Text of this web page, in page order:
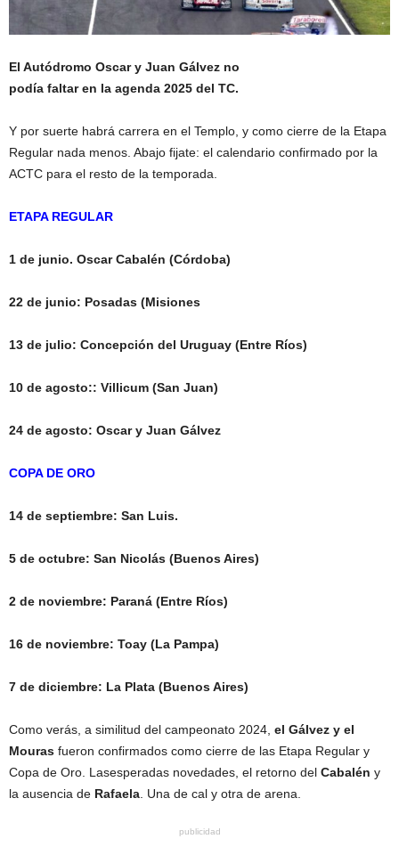
El Autódromo Oscar y Juan Gálvez no
podía faltar en la agenda 2025 del TC.
Y por suerte habrá carrera en el Templo, y como cierre de la Etapa
Regular nada menos. Abajo fijate: el calendario confirmado por la
ACTC para el resto de la temporada.
ETAPA REGULAR
1 de junio. Oscar Cabalén (Córdoba)
22 de junio: Posadas (Misiones
13 de julio: Concepción del Uruguay (Entre Ríos)
10 de agosto:: Villicum (San Juan)
24 de agosto: Oscar y Juan Gálvez
COPA DE ORO
14 de septiembre: San Luis.
5 de octubre: San Nicolás (Buenos Aires)
2 de noviembre: Paraná (Entre Ríos)
16 de noviembre: Toay (La Pampa)
7 de diciembre: La Plata (Buenos Aires)
Como verás, a similitud del campeonato 2024, el Gálvez y el
Mouras fueron confirmados como cierre de las Etapa Regular y
Copa de Oro. Lasesperadas novedades, el retorno del Cabalén y
la ausencia de Rafaela. Una de cal y otra de arena.
publicidad